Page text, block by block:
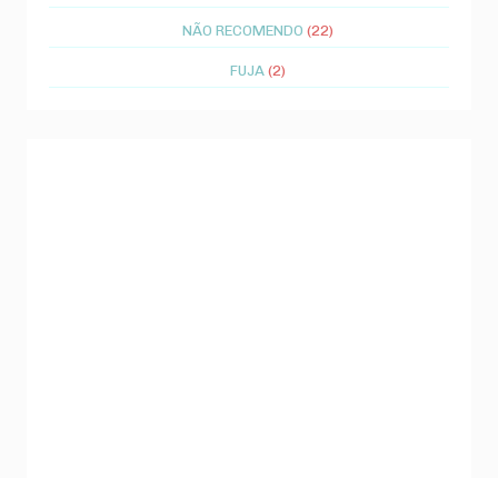
NÃO RECOMENDO (22)
FUJA (2)